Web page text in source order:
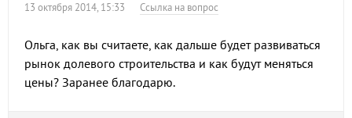
13 октября 2014, 15:33 Ссылка на вопрос
Ольга, как вы считаете, как дальше будет развиваться
рынок долевого строительства и как будут меняться
цены? Заранее благодарю.